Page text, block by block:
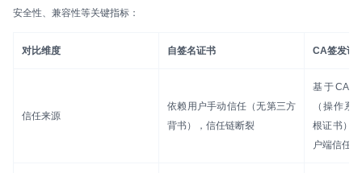
安全性、兼容性等关键指标：
对比维度 自签名证书 CA签发证
信任来源
依赖用户手动信任（无第三方
背书），信任链断裂
基于CA
（操作系
根证书）
户端信任